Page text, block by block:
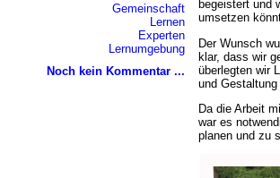
Gemeinschaft
Lernen
Experten
Lernumgebung
Noch kein Kommentar ...
begeistert und
umsetzen
Der Wunsch
klar, dass wir
überlegten wir
und
Da die Arbeit
war es
planen und zu